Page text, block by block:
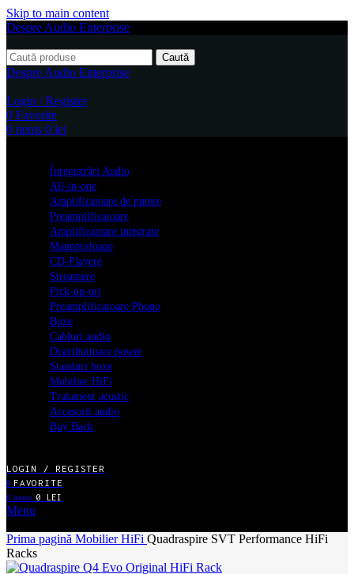
Skip to main content
Despre Audio Enterprise
Caută
Despre Audio Enterprise
Login / Register
0 Favorite
0 items 0 lei
Înregistrări Audio
All-in-one
Amplificatoare de putere
Preamplificatoare
Amplificatoare integrate
Magnetofoane
CD-Playere
Streamere
Pick-up-uri
Preamplificatoare Phono
Boxe
Cabluri audio
Distribuitoare power
Standuri boxe
Mobilier HiFi
Tratament acustic
Accesorii audio
Buy Back
LOGIN / REGISTER
0 FAVORITE
0 items 0 LEI
Menu
Prima pagină Mobilier HiFi Quadraspire SVT Performance HiFi
Racks